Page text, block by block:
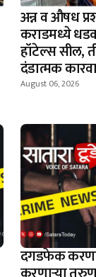
अन्न व औषध
कराडमध्ये
हॉटेल्स सील,
दंडात्मक
August 06, 2026
दगडफेक